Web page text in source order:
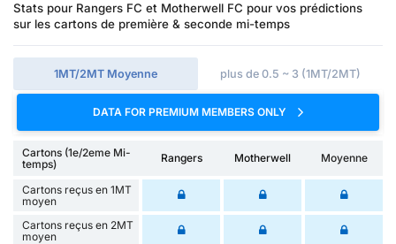
Stats pour Rangers FC et Motherwell FC pour vos prédictions
sur les cartons de première & seconde mi-temps
1MT/2MT Moyenne plus de 0.5 ~ 3 (1MT/2MT)
DATA FOR PREMIUM MEMBERS ONLY
Cartons (1e/2eme Mi-
temps)
Rangers Motherwell Moyenne
Cartons reçus en 1MT
moyen
Cartons reçus en 2MT
moyen